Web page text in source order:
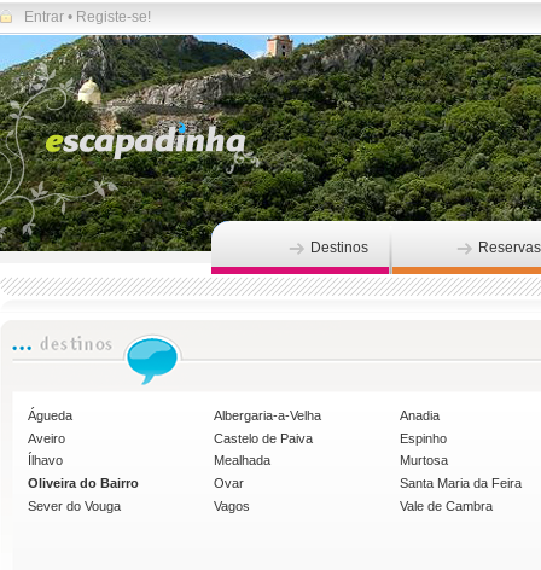
Entrar • Registe-se!
Destinos Reservas
Águeda Albergaria-a-Velha
Anadia
Aveiro
Castelo de Paiva
Espinho
Ílhavo
Mealhada
Murtosa
Oliveira do Bairro
Ovar
Santa Maria da Feira
Sever do Vouga
Vagos Vale de Cambra